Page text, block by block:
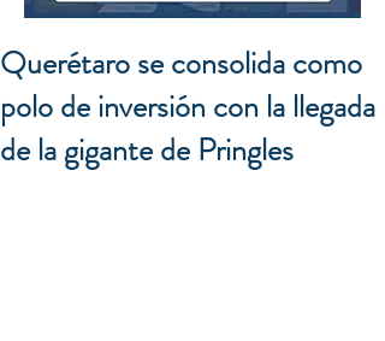
Querétaro se consolida como
polo de inversión con la llegada
de la gigante de Pringles